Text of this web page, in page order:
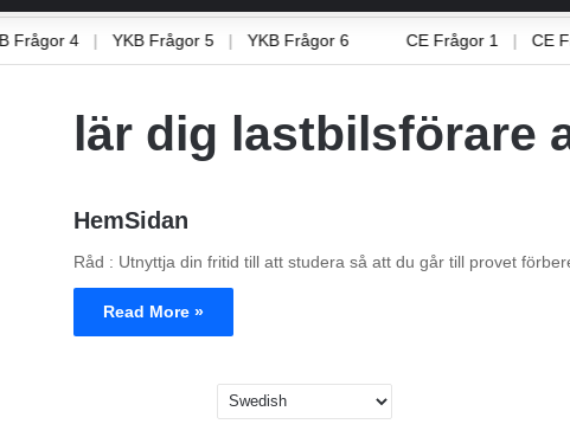
YKB Frågor 4 | YKB Frågor 5 | YKB Frågor 6 CE Frågor 1 |
lär dig lastbilsförare
HemSidan
Råd : Utnyttja din fritid till att studera så att du går till provet
Read More »